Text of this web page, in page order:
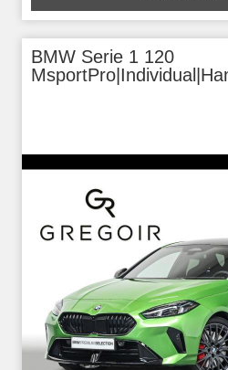
BMW Serie 1 120